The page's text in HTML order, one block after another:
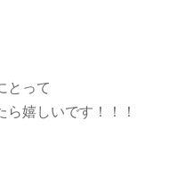
とって
嬉しいです！！！